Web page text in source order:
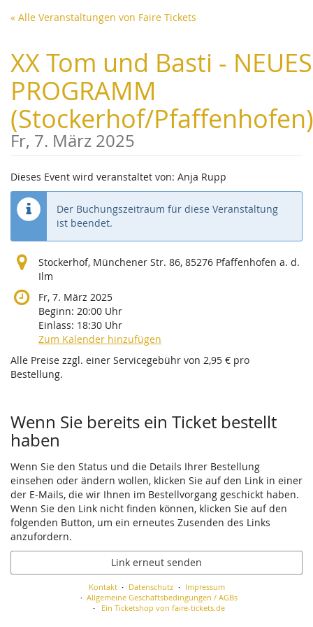
Zum
springen
« Alle Veranstaltungen von Faire Tickets
XX Tom und Basti - NEUES
PROGRAMM
(Stockerhof/Pfaffenhofen)
Fr, 7. März 2025
Dieses Event wird veranstaltet von: Anja Rupp
Der Buchungszeitraum für diese Veranstaltung
ist beendet.
Stockerhof, Münchener Str. 86, 85276 Pfaffenhofen a. d.
Ilm
Fr, 7. März 2025
Beginn: 20:00 Uhr
Einlass: 18:30 Uhr
Zum Kalender hinzufügen
Alle Preise zzgl. einer Servicegebühr von 2,95 € pro
Bestellung.
Wenn Sie bereits ein Ticket bestellt
haben
Wenn Sie den Status und die Details Ihrer Bestellung
einsehen oder ändern wollen, klicken Sie auf den Link in einer
der E-Mails, die wir Ihnen im Bestellvorgang geschickt haben.
Wenn Sie den Link nicht finden können, klicken Sie auf den
folgenden Button, um ein erneutes Zusenden des Links
anzufordern.
Link erneut senden
Kontakt Datenschutz
Impressum
Allgemeine Geschäftsbedingungen / AGBs
Ein Ticketshop von faire-tickets.de